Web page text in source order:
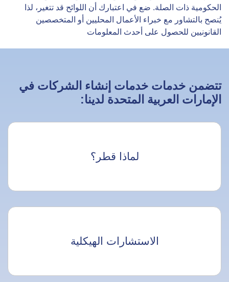
الحكومية ذات الصلة. ضع في اعتبارك أن اللوائح قد تتغير، لذا
يُنصح بالتشاور مع خبراء الأعمال المحليين أو المتخصصين
القانونيين للحصول على أحدث المعلومات
تتضمن خدمات خدمات إنشاء الشركات في
الإمارات العربية المتحدة لدينا:
لماذا قطر؟
الاستشارات الهيكلية